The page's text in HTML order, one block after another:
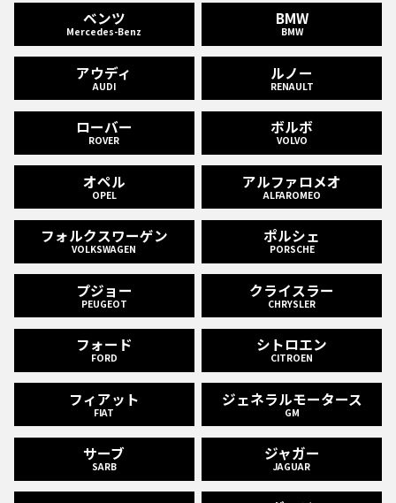
ベンツ
Mercedes-Benz
BMW
BMW
アウディ
AUDI
ルノー
RENAULT
ローバー
ROVER
ボルボ
VOLVO
オペル
OPEL
アルファロメオ
ALFAROMEO
フォルクスワーゲン
VOLKSWAGEN
ポルシェ
PORSCHE
プジョー
PEUGEOT
クライスラー
CHRYSLER
フォード
FORD
シトロエン
CITROEN
フィアット
FIAT
ジェネラルモータース
GM
サーブ
SARB
ジャガー
JAGUAR